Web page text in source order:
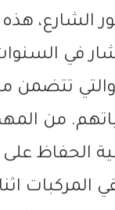
الشارع،
في
تتضمن
من
الحفاظ